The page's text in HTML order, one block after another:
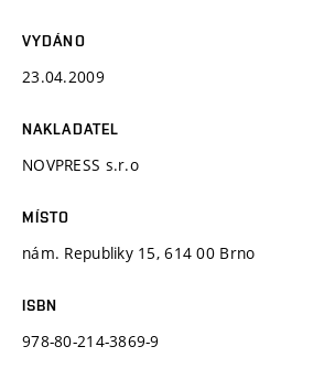
VYDÁNO
23.04.2009
NAKLADATEL
NOVPRESS s.r.o
MÍSTO
nám. Republiky 15, 614 00 Brno
ISBN
978-80-214-3869-9